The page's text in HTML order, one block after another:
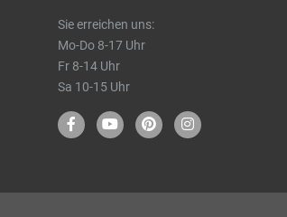
Sie erreichen uns:
Mo-Do 8-17 Uhr
Fr 8-14 Uhr
Sa 10-15 Uhr